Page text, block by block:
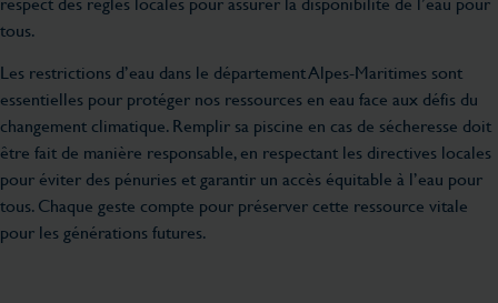
tous.
Les restrictions d’eau dans le département Alpes-Maritimes sont
essentielles pour protéger nos ressources en eau face aux défis du
changement climatique. Remplir sa piscine en cas de sécheresse doit
être fait de manière responsable, en respectant les directives locales
pour éviter des pénuries et garantir un accès équitable à l’eau pour
tous. Chaque geste compte pour préserver cette ressource vitale
pour les générations futures.